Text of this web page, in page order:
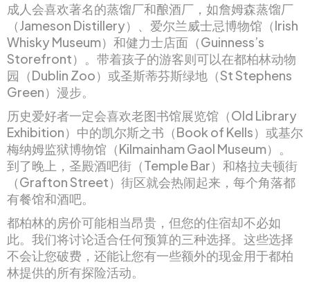
成人会喜欢著名的蒸馏厂和酿酒厂，如詹姆森蒸馏厂
（Jameson Distillery）、爱尔兰威士忌博物馆（Irish
Whisky Museum）和健力士店面（Guinness’s
Storefront）。带着孩子的游客则可以在都柏林动物
园（Dublin Zoo）或圣斯蒂芬斯绿地（St Stephens
Green）漫步。
历史爱好者一定会喜欢老图书馆展览馆（Old Library
Exhibition）中的凯尔斯之书（Book of Kells）或基尔
梅纳姆监狱博物馆（Kilmainham Gaol Museum）。
到了晚上，圣殿酒吧街（Temple Bar）和格拉夫顿街
（Grafton Street）街区就会热闹起来，每个角落都
有餐馆和酒吧。
都柏林的房价可能相当昂贵，但您的住宿却不必如
此。我们将讨论适合任何预算的三种选择。这些选择
不会让您破费，还能让您有一些额外的现金用于都柏
林提供的所有探险活动。